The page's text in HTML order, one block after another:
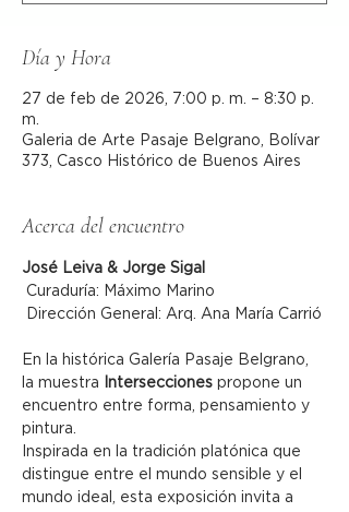
Día y Hora
27 de feb de 2026, 7:00 p. m. – 8:30 p.
m.
Galeria de Arte Pasaje Belgrano, Bolívar
373, Casco Histórico de Buenos Aires
Acerca del encuentro
José Leiva & Jorge Sigal
Curaduría: Máximo Marino
Dirección General: Arq. Ana María Carrió
En la histórica Galería Pasaje Belgrano,
la muestra
Intersecciones propone un
encuentro entre forma, pensamiento y
pintura.
Inspirada en la tradición platónica que
distingue entre el mundo sensible y el
mundo ideal, esta exposición invita a